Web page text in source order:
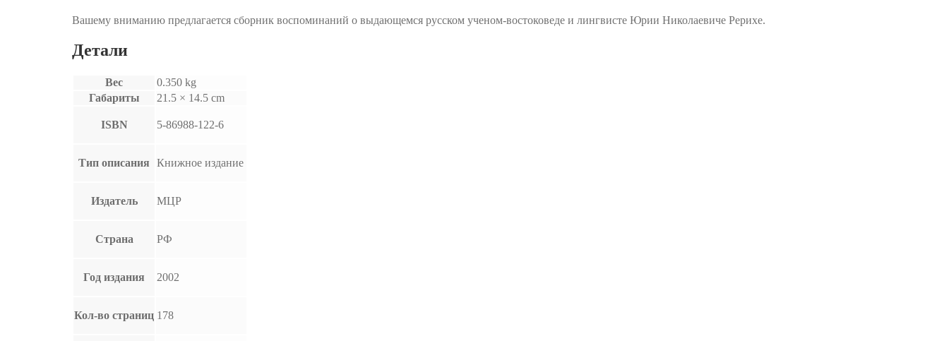
Вашему вниманию предлагается сборник воспоминаний о выдающемся русском ученом-востоковеде и лингвисте Юрии Николаевиче Рерихе.
Детали
Вес
0.350 kg
Габариты
21.5 × 14.5 cm
ISBN 5-86988-122-6
Тип описания Книжное издание
Издатель МЦР
Страна РФ
Год издания 2002
Кол-во страниц 178